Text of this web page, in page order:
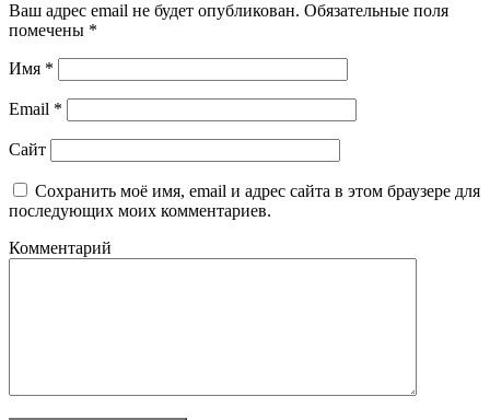
Ваш адрес email не будет опубликован. Обязательные поля
помечены *
Имя *
Email *
Сайт
Сохранить моё имя, email и адрес сайта в этом браузере для
последующих моих комментариев.
Комментарий